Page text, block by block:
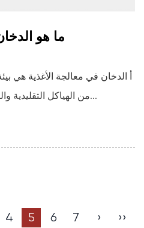
ما هو
أ الدخان في معالجة الأغذية هي
من الهياكل التقليدية والصغيرة على نطاق صغير إلى غ...
4 5 6 7 › ››